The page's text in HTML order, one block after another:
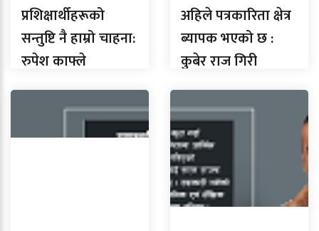
प्रशिक्षार्थीहरूको
सन्तुष्टि नै हाम्रो चाहना:
रुपेश काफ्ले
अहिले पत्रकारिता क्षेत्र
ब्यापक भएको छ :
कुबेर राज गिरी